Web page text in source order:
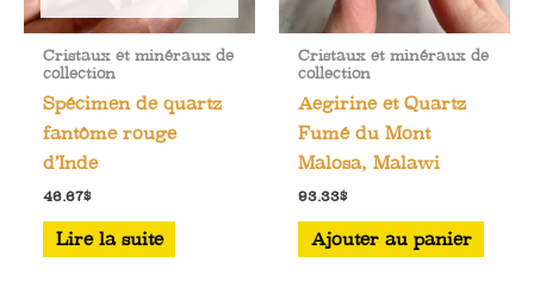
Cristaux et minéraux de
collection
Spécimen de quartz
fantôme rouge
d’Inde
46.67$
Lire la suite
Cristaux et minéraux de
collection
Aegirine et Quartz
Fumé du Mont
Malosa, Malawi
93.33$
Ajouter au panier